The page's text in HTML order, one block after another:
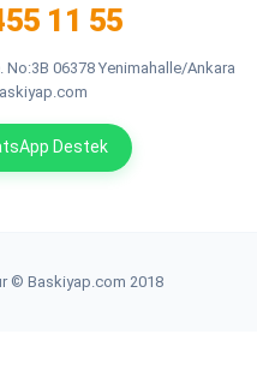
11 55
06378 Yenimahalle/Ankara
Destek
© Baskiyap.com 2018